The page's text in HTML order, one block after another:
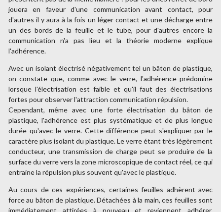
jouera en faveur d'une communication avant contact, pour
d'autres il y aura à la fois un léger contact et une décharge entre
un des bords de la feuille et le tube, pour d'autres encore la
communication n'a pas lieu et la théorie moderne explique
l'adhérence.
Avec un isolant électrisé négativement tel un bâton de plastique,
on constate que, comme avec le verre, l'adhérence prédomine
lorsque l'électrisation est faible et qu'il faut des électrisations
fortes pour observer l'attraction communication répulsion.
Cependant, même avec une forte électrisation du bâton de
plastique, l'adhérence est plus systématique et de plus longue
durée qu'avec le verre. Cette différence peut s'expliquer par le
caractère plus isolant du plastique. Le verre étant très légèrement
conducteur, une transmission de charge peut se produire de la
surface du verre vers la zone microscopique de contact réel, ce qui
entraine la répulsion plus souvent qu'avec le plastique.
Au cours de ces expériences, certaines feuilles adhèrent avec
force au bâton de plastique. Détachées à la main, ces feuilles sont